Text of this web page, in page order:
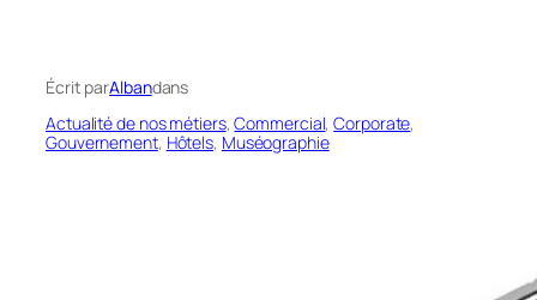
Écrit parAlbandans
Actualité de nos métiers, Commercial, Corporate
Gouvernement, Hôtels, Muséographie